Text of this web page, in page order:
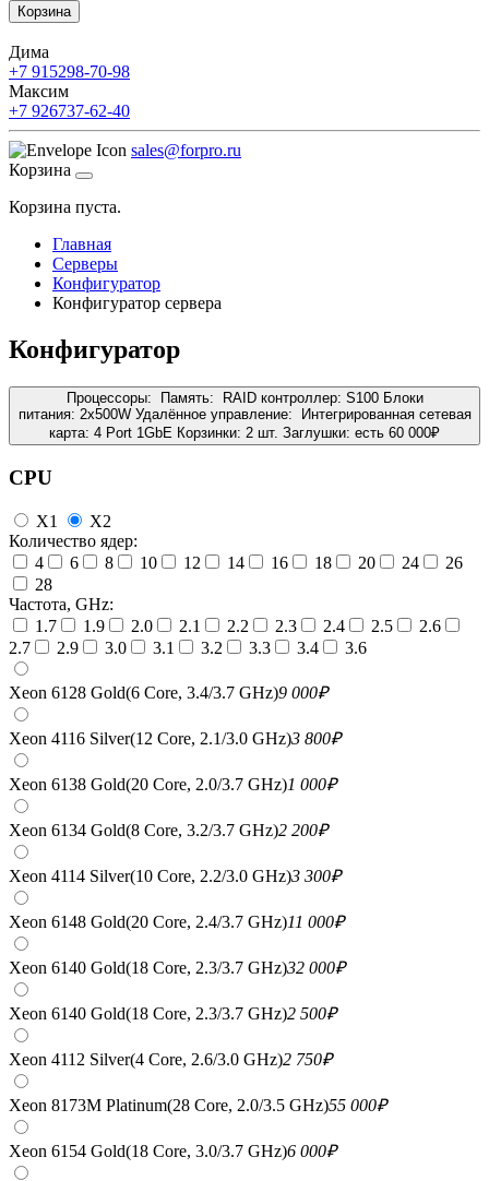
Корзина
Дима
+7 915298-70-98
Максим
+7 926737-62-40
sales@forpro.ru
Корзина
Корзина пуста.
Главная
Серверы
Конфигуратор
Конфигуратор сервера
Конфигуратор
Процессоры: Память: RAID контроллер: S100 Блоки
питания: 2x500W Удалённое управление:
Интегрированная сетевая
карта: 4 Port 1GbE Корзинки: 2 шт. Заглушки: есть 60 000₽
CPU
X1
X2
Количество ядер:
4
6 8 10 12 14 16 18 20 24
26
28
Частота, GHz:
1.7
1.9 2.0 2.1 2.2 2.3 2.4 2.5
2.6
2.7
2.9 3.0 3.1 3.2 3.3 3.4 3.6
Xeon 6128 Gold(6 Core, 3.4/3.7 GHz)9 000₽
Xeon 4116 Silver(12 Core, 2.1/3.0 GHz)3 800₽
Xeon 6138 Gold(20 Core, 2.0/3.7 GHz)1 000₽
Xeon 6134 Gold(8 Core, 3.2/3.7 GHz)2 200₽
Xeon 4114 Silver(10 Core, 2.2/3.0 GHz)3 300₽
Xeon 6148 Gold(20 Core, 2.4/3.7 GHz)11 000₽
Xeon 6140 Gold(18 Core, 2.3/3.7 GHz)32 000₽
Xeon 6140 Gold(18 Core, 2.3/3.7 GHz)2 500₽
Xeon 4112 Silver(4 Core, 2.6/3.0 GHz)2 750₽
Xeon 8173M Platinum(28 Core, 2.0/3.5 GHz)55 000₽
Xeon 6154 Gold(18 Core, 3.0/3.7 GHz)6 000₽